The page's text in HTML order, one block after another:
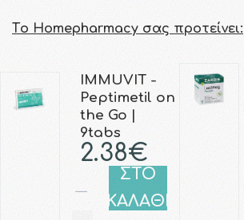
Τo Homepharmacy σας προτείνει:
IMMUVIT -
Peptimetil on
the Go |
9tabs
2.38€
ΣΤΟ
ΚΑΛΑΘΙ